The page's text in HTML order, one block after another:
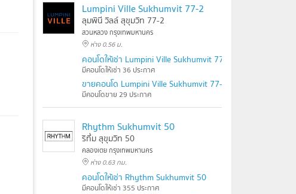
Lumpini Ville Sukhumvit 77-2
ลุมพินี วิลล์ สุขุมวิท 77-2
สวนหลวง กรุงเทพมหานคร
ห่าง 0.56 ม.
คอนโดให้เช่า Lumpini Ville Sukhumvit 77-2
มีคอนโดให้เช่า 36 ประกาศ
ขายคอนโด Lumpini Ville Sukhumvit 77-2
มีคอนโดขาย 29 ประกาศ
Rhythm Sukhumvit 50
ริทึ่ม สุขุมวิท 50
คลองเตย กรุงเทพมหานคร
ห่าง 0.63 กม.
คอนโดให้เช่า Rhythm Sukhumvit 50
มีคอนโดให้เช่า 355 ประกาศ